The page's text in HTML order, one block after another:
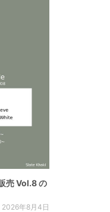
売 Vol.8 の
2026年8月4日